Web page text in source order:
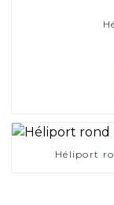
Héliport